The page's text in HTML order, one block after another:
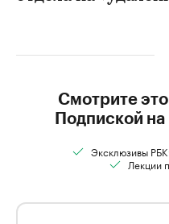
Смотрите
Подпиской
Эксклюзивы РБК
Лекции